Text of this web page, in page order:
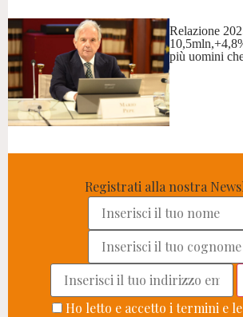
Relazione
più uomini
Registrati alla nostra
Ho letto e accetto i termini e